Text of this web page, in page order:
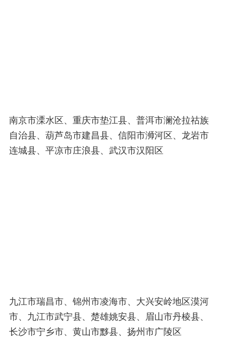
南京市溧水区、重庆市垫江县、普洱市澜沧拉祜族
自治县、葫芦岛市建昌县、信阳市浉河区、龙岩市
连城县、平凉市庄浪县、武汉市汉阳区
九江市瑞昌市、锦州市凌海市、大兴安岭地区漠河
市、九江市武宁县、楚雄姚安县、眉山市丹棱县、
长沙市宁乡市、黄山市黟县、扬州市广陵区